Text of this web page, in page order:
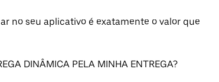
no seu aplicativo é exatamente o valor que
DINÂMICA PELA MINHA ENTREGA?